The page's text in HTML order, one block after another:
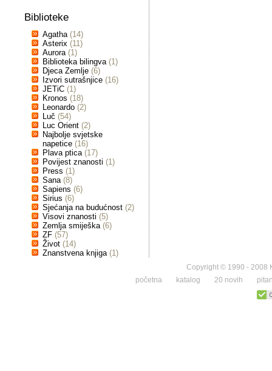
Biblioteke
Agatha (14)
Asterix (11)
Aurora (1)
Biblioteka bilingva (1)
Djeca Zemlje (6)
Izvori sutrašnjice (16)
JETiC (1)
Kronos (18)
Leonardo (2)
Luč (54)
Luc Orient (2)
Najbolje svjetske
napetice (16)
Plava ptica (17)
Povijest znanosti (1)
Press (1)
Sana (8)
Sapiens (6)
Sirius (6)
Sjećanja na budućnost (2)
Visovi znanosti (5)
Zemlja smiješka (6)
ZF (57)
Život (14)
Znanstvena knjiga (1)
Copyright © 1990 - 2008
početna
katalog 20 novih